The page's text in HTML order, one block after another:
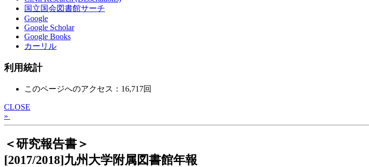
国立国会図書館サーチ
Google
Google Scholar
Google Books
カーリル
利用統計
このページへのアクセス：16,717回
CLOSE
»
＜研究報告書＞
[2017/2018]九州大学附属図書館年報